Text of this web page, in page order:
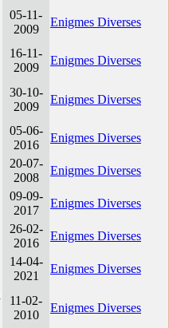
05-11-
2009
Enigmes Diverses
16-11-
2009
Enigmes Diverses
30-10-
2009
Enigmes Diverses
05-06-
2016
Enigmes Diverses
20-07-
2008
Enigmes Diverses
09-09-
2017
Enigmes Diverses
26-02-
2016
Enigmes Diverses
14-04-
2021
Enigmes Diverses
11-02-
2010
Enigmes Diverses